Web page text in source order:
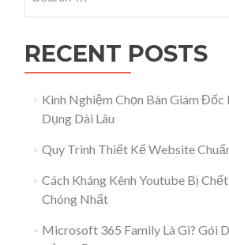
RECENT POSTS
Kinh Nghiệm Chọn Bàn Giám
Dụng Dài Lâu
Quy Trình Thiết Kế Website
Cách Kháng Kênh Youtube Bị
Chóng Nhất
Microsoft 365 Family Là Gì? Gói